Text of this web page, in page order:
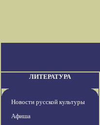
ЛИТЕРАТУРА
Новости русской культуры
Афиша